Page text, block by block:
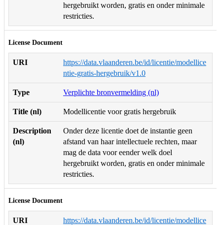
hergebruikt worden, gratis en onder minimale
restricties.
License Document
URI
https://data.vlaanderen.be/id/licentie/modellice
ntie-gratis-hergebruik/v1.0
Type Verplichte bronvermelding (nl)
Title (nl) Modellicentie voor gratis hergebruik
Description
(nl)
Onder deze licentie doet de instantie geen
afstand van haar intellectuele rechten, maar
mag de data voor eender welk doel
hergebruikt worden, gratis en onder minimale
restricties.
License Document
URI
https://data.vlaanderen.be/id/licentie/modellice